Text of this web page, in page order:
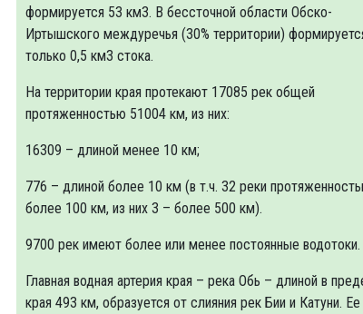
формируется 53 км3. В бессточной области Обско-
Иртышского междуречья (30% территории)
только 0,5 км3 стока.
На территории края протекают 17085 рек общей
протяженностью 51004 км, из них:
16309 – длиной менее 10 км;
776 – длиной более 10 км (в т.ч. 32 реки
более 100 км, из них 3 – более 500 км).
9700 рек имеют более или менее постоянные водотоки.
Главная водная артерия края – река Обь – длиной в
края 493 км, образуется от слияния рек Бии и Катуни. Ее